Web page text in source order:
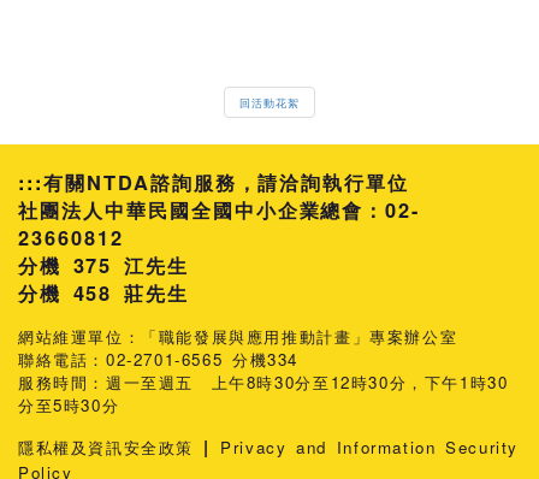
回活動花絮
:::有關NTDA諮詢服務，請洽詢執行單位
社團法人中華民國全國中小企業總會：02-
23660812
分機 375 江先生
458 莊先生
網站維運單位：「職能發展與應用推動計畫」專案辦公室
聯絡電話：02-2701-6565 分機334
服務時間：週一至週五 上午8時30分至12時30分，下午1時30
分至5時30分
隱私權及資訊安全政策 |
Privacy and Information Security
Policy